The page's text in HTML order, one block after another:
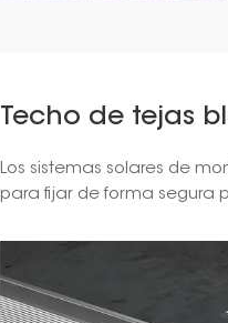
Techo de tejas
Los sistemas solares de
para fijar de forma segura